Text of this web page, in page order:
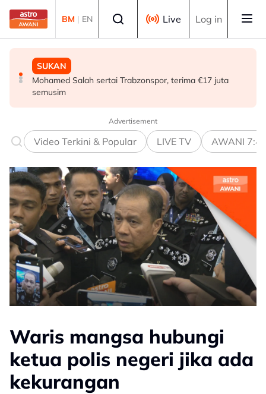
Skip to main content
BM | EN Live Log in
SUKAN
Mohamed Salah sertai Trabzonspor, terima €17 juta
semusim
MALAYSIA
Berita tempatan pilihan sepanjang hari ini
MALAYSIA
Teknologi "5G Advanced" buka potensi besar pacu
transformasi pelbagai sektor - Fahmi
Advertisement
Video Terkini & Popular LIVE TV AWANI
Waris mangsa hubungi
ketua polis negeri jika ada
kekurangan